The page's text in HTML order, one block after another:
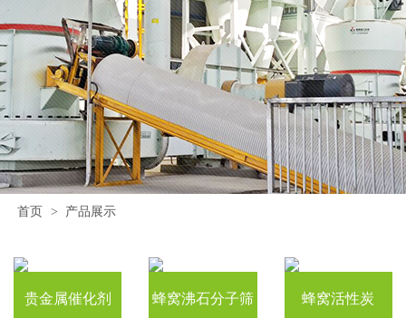
首页 > 产品展示
贵金属催化剂 蜂窝沸石分子筛 蜂窝活性炭